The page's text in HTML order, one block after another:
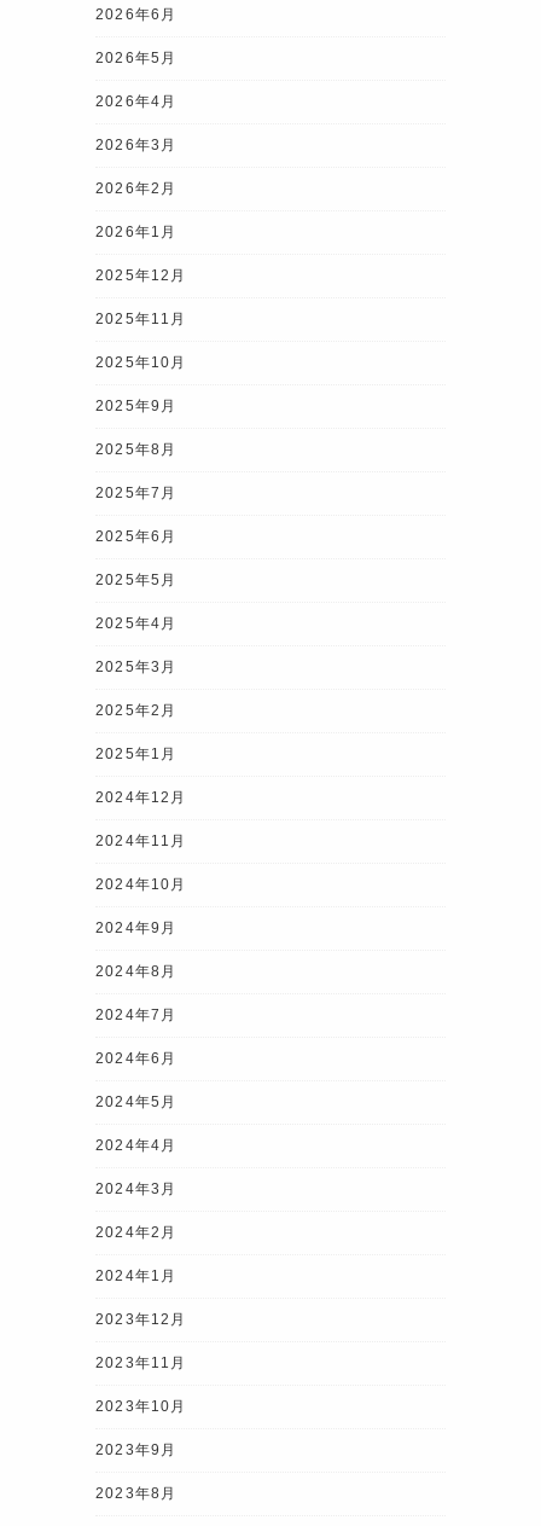
2026年6月
2026年5月
2026年4月
2026年3月
2026年2月
2026年1月
2025年12月
2025年11月
2025年10月
2025年9月
2025年8月
2025年7月
2025年6月
2025年5月
2025年4月
2025年3月
2025年2月
2025年1月
2024年12月
2024年11月
2024年10月
2024年9月
2024年8月
2024年7月
2024年6月
2024年5月
2024年4月
2024年3月
2024年2月
2024年1月
2023年12月
2023年11月
2023年10月
2023年9月
2023年8月